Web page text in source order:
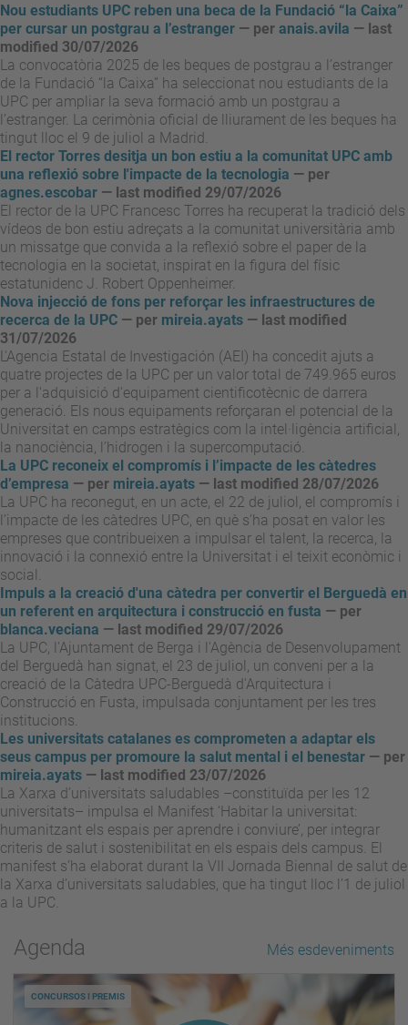
Nou estudiants UPC reben una beca de la Fundació “la Caixa”
per cursar un postgrau a l’estranger — per anais.avila — last
modified 30/07/2026
La convocatòria 2025 de les beques de postgrau a l’estranger
de la Fundació “la Caixa” ha seleccionat nou estudiants de la
UPC per ampliar la seva formació amb un postgrau a
l’estranger. La cerimònia oficial de lliurament de les beques ha
tingut lloc el 9 de juliol a Madrid.
El rector Torres desitja un bon estiu a la comunitat UPC amb
una reflexió sobre l'impacte de la tecnologia — per
agnes.escobar — last modified 29/07/2026
El rector de la UPC Francesc Torres ha recuperat la tradició dels
vídeos de bon estiu adreçats a la comunitat universitària amb
un missatge que convida a la reflexió sobre el paper de la
tecnologia en la societat, inspirat en la figura del físic
estatunidenc J. Robert Oppenheimer.
Nova injecció de fons per reforçar les infraestructures de
recerca de la UPC — per mireia.ayats — last modified
31/07/2026
L'Agencia Estatal de Investigación (AEI) ha concedit ajuts a
quatre projectes de la UPC per un valor total de 749.965 euros
per a l'adquisició d'equipament cientificotècnic de darrera
generació. Els nous equipaments reforçaran el potencial de la
Universitat en camps estratègics com la intel·ligència artificial,
la nanociència, l’hidrogen i la supercomputació.
La UPC reconeix el compromís i l’impacte de les càtedres
d’empresa — per mireia.ayats — last modified 28/07/2026
La UPC ha reconegut, en un acte, el 22 de juliol, el compromís i
l’impacte de les càtedres UPC, en què s’ha posat en valor les
empreses que contribueixen a impulsar el talent, la recerca, la
innovació i la connexió entre la Universitat i el teixit econòmic i
social.
Impuls a la creació d'una càtedra per convertir el Berguedà en
un referent en arquitectura i construcció en fusta — per
blanca.veciana — last modified 29/07/2026
La UPC, l'Ajuntament de Berga i l'Agència de Desenvolupament
del Berguedà han signat, el 23 de juliol, un conveni per a la
creació de la Càtedra UPC-Berguedà d'Arquitectura i
Construcció en Fusta, impulsada conjuntament per les tres
institucions.
Les universitats catalanes es comprometen a adaptar els
seus campus per promoure la salut mental i el benestar — per
mireia.ayats — last modified 23/07/2026
La Xarxa d’universitats saludables –constituïda per les 12
universitats– impulsa el Manifest ‘Habitar la universitat:
humanitzant els espais per aprendre i conviure’, per integrar
criteris de salut i sostenibilitat en els espais dels campus. El
manifest s’ha elaborat durant la VII Jornada Biennal de salut de
la Xarxa d’universitats saludables, que ha tingut lloc l’1 de juliol
a la UPC.
Agenda Més esdeveniments
CONCURSOS I PREMIS